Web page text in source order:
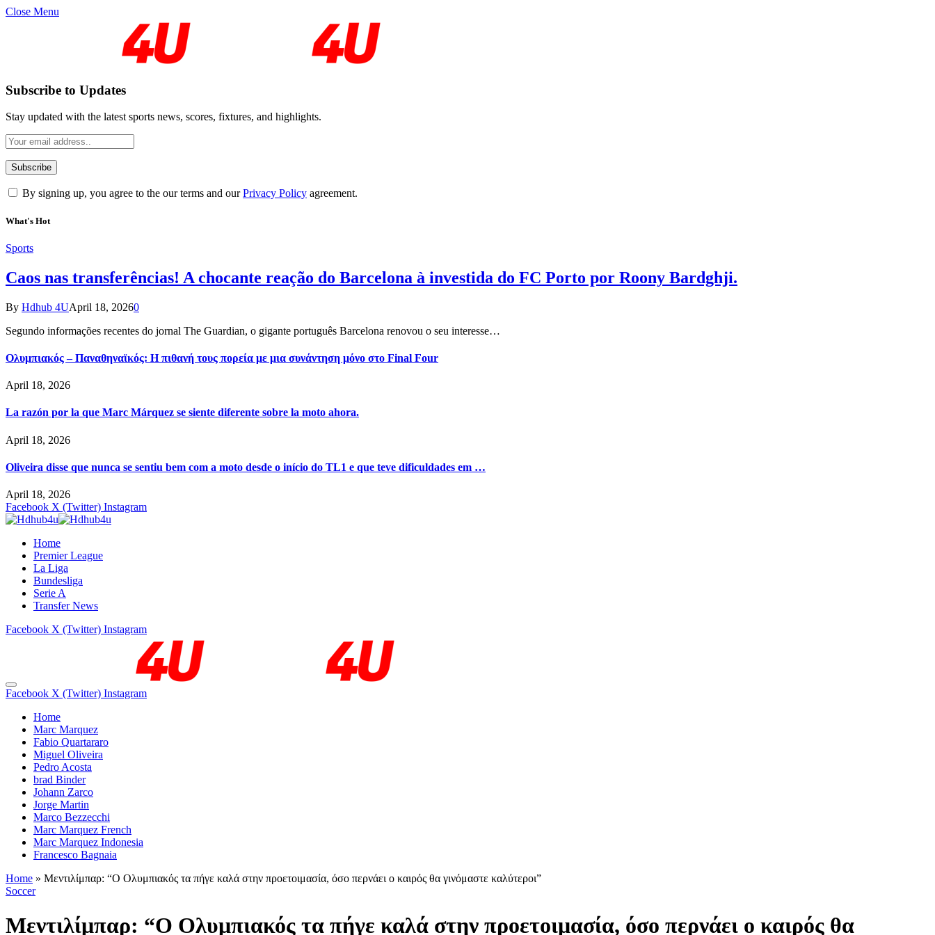
Close Menu
Subscribe to Updates
Stay updated with the latest sports news, scores, fixtures, and highlights.
By signing up, you agree to the our terms and ourPrivacy Policy agreement.
What's Hot
Sports
Caos nas transferências! A chocante reação do Barcelona à investida do FC Porto por Roony Bardghji.
By Hdhub 4UApril 18, 20260
Segundo informações recentes do jornal The Guardian, o gigante português Barcelona renovou o seu interesse…
Ολυμπιακός – Παναθηναϊκός: Η πιθανή τους πορεία με μια συνάντηση μόνο στο Final Four
April 18, 2026
La razón por la que Marc Márquez se siente diferente sobre la moto ahora.
April 18, 2026
Oliveira disse que nunca se sentiu bem com a moto desde o início do TL1 e que teve dificuldades em …
April 18, 2026
Facebook X (Twitter) Instagram
Home
Premier League
La Liga
Bundesliga
Serie A
Transfer News
Facebook X (Twitter) Instagram
Facebook X (Twitter) Instagram
Home
Marc Marquez
Fabio Quartararo
Miguel Oliveira
Pedro Acosta
brad Binder
Johann Zarco
Jorge Martin
Marco Bezzecchi
Marc Marquez French
Marc Marquez Indonesia
Francesco Bagnaia
Home » Μεντιλίμπαρ: “Ο Ολυμπιακός τα πήγε καλά στην προετοιμασία, όσο περνάει ο καιρός θα γινόμαστε καλύτεροι”
Soccer
Μεντιλίμπαρ: “Ο Ολυμπιακός τα πήγε καλά στην προετοιμασία, όσο περνάει ο καιρός θα